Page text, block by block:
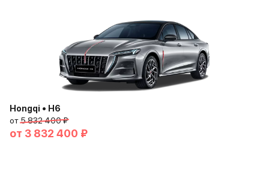
Hongqi • H6
от5 832 400 ₽
от 3 832 400 ₽